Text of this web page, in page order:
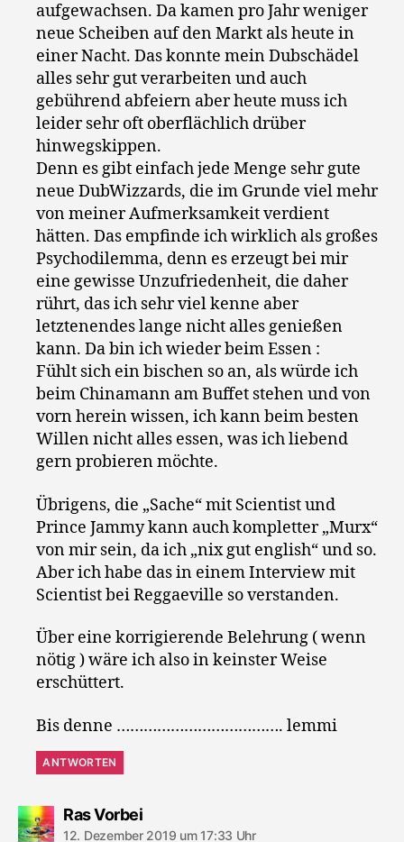
aufgewachsen. Da kamen pro Jahr weniger
neue Scheiben auf den Markt als heute in
einer Nacht. Das konnte mein Dubschädel
alles sehr gut verarbeiten und auch
gebührend abfeiern aber heute muss ich
leider sehr oft oberflächlich drüber
hinwegskippen.
Denn es gibt einfach jede Menge sehr gute
neue DubWizzards, die im Grunde viel mehr
von meiner Aufmerksamkeit verdient
hätten. Das empfinde ich wirklich als großes
Psychodilemma, denn es erzeugt bei mir
eine gewisse Unzufriedenheit, die daher
rührt, das ich sehr viel kenne aber
letztenendes lange nicht alles genießen
kann. Da bin ich wieder beim Essen :
Fühlt sich ein bischen so an, als würde ich
beim Chinamann am Buffet stehen und von
vorn herein wissen, ich kann beim besten
Willen nicht alles essen, was ich liebend
gern probieren möchte.
Übrigens, die „Sache“ mit Scientist und
Prince Jammy kann auch kompletter „Murx“
von mir sein, da ich „nix gut english“ und so.
Aber ich habe das in einem Interview mit
Scientist bei Reggaeville so verstanden.
Über eine korrigierende Belehrung ( wenn
nötig ) wäre ich also in keinster Weise
erschüttert.
Bis denne ………………………………. lemmi
ANTWORTEN
Ras Vorbeisagt:
12. Dezember 2019 um 17:33 Uhr